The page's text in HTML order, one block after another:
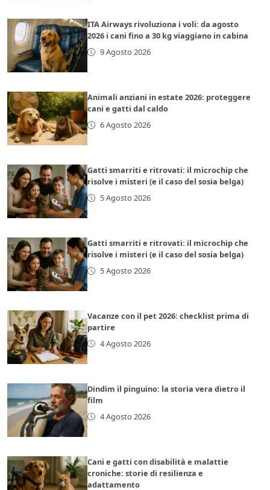
ITA Airways rivoluziona i voli: da agosto
2026 i cani fino a 30 kg viaggiano in cabina
9 Agosto 2026
Animali anziani in estate 2026: proteggere
cani e gatti dal caldo
6 Agosto 2026
Gatti smarriti e ritrovati: il microchip che
risolve i misteri (e il caso del sosia belga)
5 Agosto 2026
Gatti smarriti e ritrovati: il microchip che
risolve i misteri (e il caso del sosia belga)
5 Agosto 2026
Vacanze con il pet 2026: checklist prima di
partire
4 Agosto 2026
Dindim il pinguino: la storia vera dietro il
film
4 Agosto 2026
Cani e gatti con disabilità e malattie
croniche: storie di resilienza e
adattamento